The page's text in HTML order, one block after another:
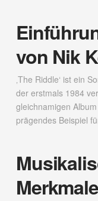
von Nik
‚The Riddle‘ ist ein
der erstmals 1984
gleichnamigen
prägendes Beispiel
Merkmale